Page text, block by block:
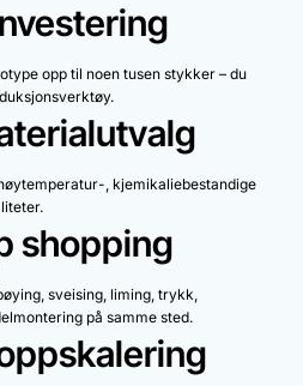
opp til noen tusen stykker – du
, kjemikaliebestandige
shopping
sveising, liming, trykk,
på samme sted.